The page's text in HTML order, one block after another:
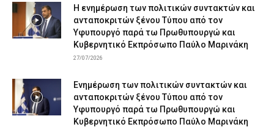
Η ενημέρωση των πολιτικών συντακτών και
ανταποκριτών ξένου Τύπου από τον
Υφυπουργό παρά τω Πρωθυπουργώ και
Κυβερνητικό Εκπρόσωπο Παύλο Μαρινάκη
27/07/2026
Ενημέρωση των πολιτικών συντακτών και
ανταποκριτών ξένου Τύπου από τον
Υφυπουργό παρά τω Πρωθυπουργώ και
Κυβερνητικό Εκπρόσωπο Παύλο Μαρινάκη